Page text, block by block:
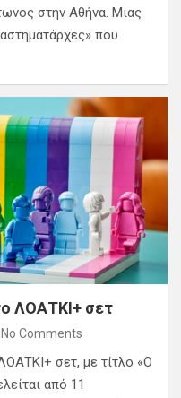
στην Αθήνα. Μιας
που
ΛΟΑΤΚΙ+ σετ
No Comments
σετ, με τίτλο «Ο
από 11